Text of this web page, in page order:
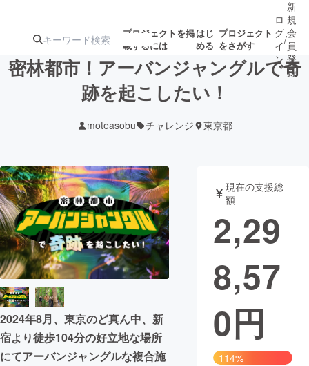
プロジェクトを掲
載するには
はじ
める
プロジェクト
をさがす
ターン
ジェクト
募集終了が近いプ
ロジェクト
アート・写真 音楽
テクノロジー・ガジェット ゲーム・サ
映像・映画
まちづくり・地域活性化
ロ
グ
イ
ン
/
新
規
会
員
登
録
密林都市！アーバンジャングルで奇
跡を起こしたい！
moteasobu チャレンジ 東京都
2024年8月、東京のど真ん中、新
宿より徒歩104分の好立地な場所
にてアーバンジャングルな複合施
現在の支援総
額
2,29
8,57
0円
114%